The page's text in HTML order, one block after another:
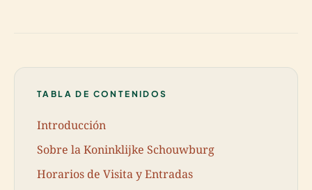
TABLA DE CONTENIDOS
Introducción
Sobre la Koninklijke Schouwburg
Horarios de Visita y Entradas